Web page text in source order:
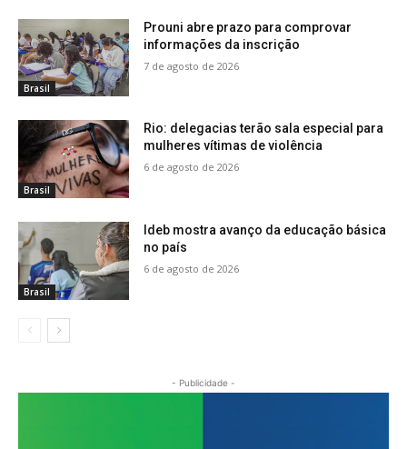
Brasil
Prouni abre prazo para comprovar
informações da inscrição
7 de agosto de 2026
Brasil
Rio: delegacias terão sala especial para
mulheres vítimas de violência
6 de agosto de 2026
Brasil
Ideb mostra avanço da educação básica
no país
6 de agosto de 2026
- Publicidade -